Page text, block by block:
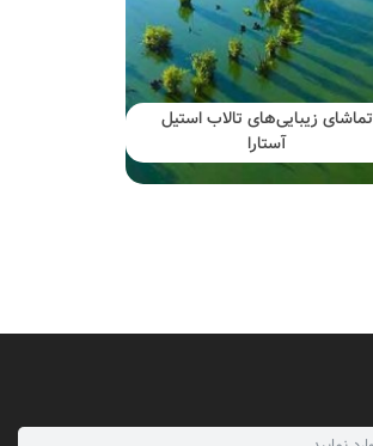
تماشای زیبایی‌های تالاب استیل
آستارا